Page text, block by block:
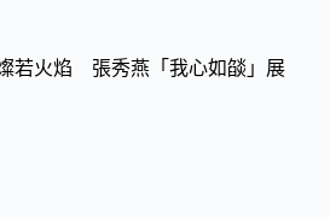
若火焰 張秀燕「我心如燄」展